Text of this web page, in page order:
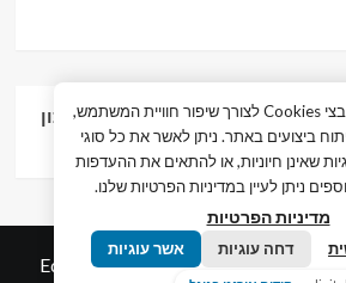
– הדרך לצמיחה כלכלית וניהול נכון
חדשות המאה ה-21 |
Edigital.co.ilby
אנו משתמשים בקובצי Cookies לצורך שיפור חוויית המשתמש,
ביצועים באתר. ניתן לאשר את כל סוגי
שאינן חיוניות, או להתאים את ההעדפות
ניתן לעיין במדיניות הפרטיות שלנו.
מדיניות הפרטיות
דחה עוגיות אשר עוגיות